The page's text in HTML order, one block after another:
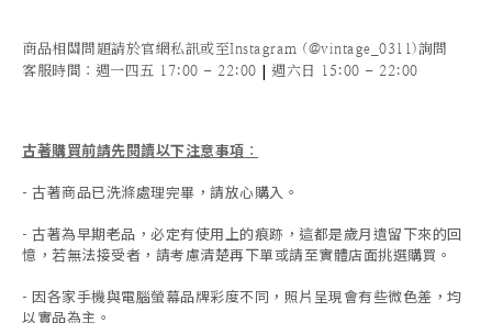
商品相關問題請於官網私訊或至Instagram (@vintage_0311)詢問
客服時間 ：週一四五 17:00 - 22:00 | 週六日 15:00 - 22:00
古著購買前請先閱讀以下注意事項 ：
- 古著商品已洗滌處理完畢，請放心購入。
- 古著為早期老品，必定有使用上的痕跡，這都是歲月遺留下來的回
憶，若無法接受者，請考慮清楚再下單或請至實體店面挑選購買。
- 因各家手機與電腦螢幕品牌彩度不同，照片呈現會有些微色差，均
以實品為主。